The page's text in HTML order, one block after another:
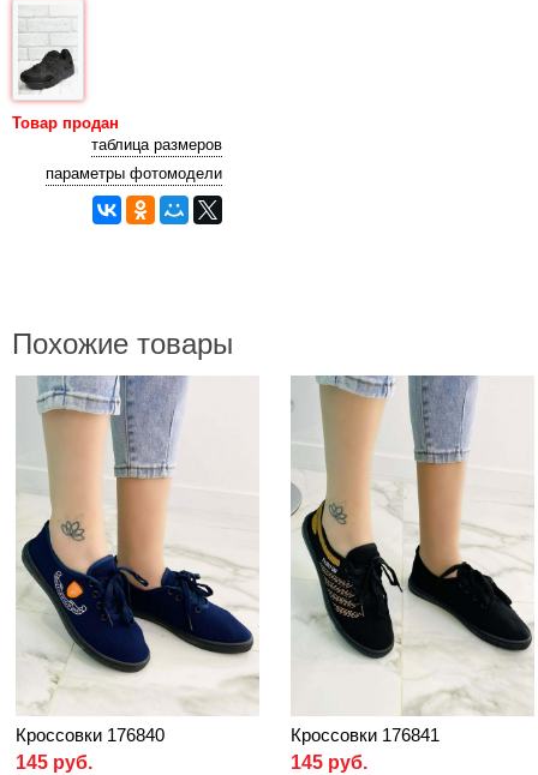
Товар продан
таблица размеров
параметры фотомодели
Похожие товары
Кроссовки 176840
145 руб.
Кроссовки 176841
145 руб.